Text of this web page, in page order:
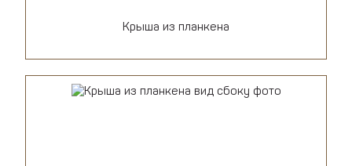
Крыша из планкена